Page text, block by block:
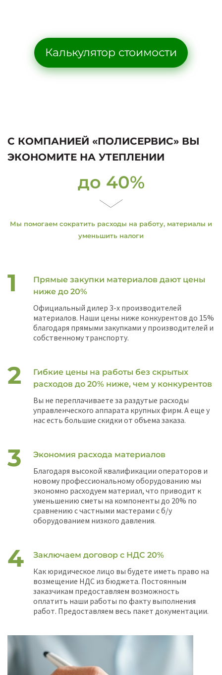
Калькулятор стоимости
С КОМПАНИЕЙ «ПОЛИСЕРВИС» ВЫ
ЭКОНОМИТЕ НА УТЕПЛЕНИИ
до 40%
Мы помогаем сократить расходы на работу, материалы и
уменьшить налоги
Прямые закупки материалов дают цены
ниже до 20%
Официальный дилер 3-х производителей
материалов. Наши цены ниже конкурентов до 15%
благодаря прямыми закупками у производителей и
собственному транспорту.
Гибкие цены на работы без скрытых
расходов до 20% ниже, чем у конкурентов
Вы не переплачиваете за раздутые расходы
управленческого аппарата крупных фирм. А еще у
нас есть большие скидки от объема заказа.
Экономия расхода материалов
Благодаря высокой квалификации операторов и
новому профессиональному оборудованию мы
экономно расходуем материал, что приводит к
уменьшению сметы на компоненты до 20% по
сравнению с частными мастерами с б/у
оборудованием низкого давления.
Заключаем договор с НДС 20%
Как юридическое лицо вы будете иметь право на
возмещение НДС из бюджета. Постоянным
заказчикам предоставляем возможность
оплатить наши работы по факту выполнения
работ. Предоставляем весь пакет документации.